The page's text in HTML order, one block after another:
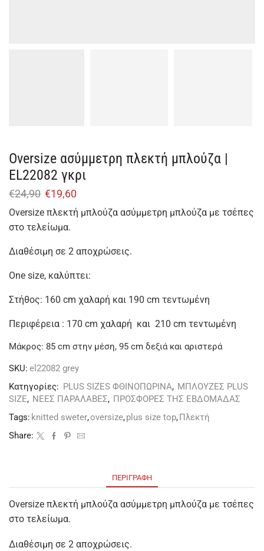
Oversize ασύμμετρη πλεκτή μπλούζα |
EL22082 γκρι
€24,90 €19,60
Oversize πλεκτή μπλούζα ασύμμετρη μπλούζα με τσέπες
στο τελείωμα.
Διαθέσιμη σε 2 αποχρώσεις.
One size, καλύπτει:
Στήθος: 160 cm χαλαρή και 190 cm τεντωμένη
Περιφέρεια : 170 cm χαλαρή και 210 cm τεντωμένη
Μάκρος: 85 cm στην μέση, 95 cm δεξιά και αριστερά
SKU: el22082 grey
Κατηγορίες: PLUS SIZES ΦΘΙΝΟΠΩΡΙΝΑ, ΜΠΛΟΥΖΕΣ PLUS
SIZE, ΝΕΕΣ ΠΑΡΑΛΑΒΕΣ, ΠΡΟΣΦΟΡΕΣ ΤΗΣ ΕΒΔΟΜΑΔΑΣ
Tags: knitted sweter,oversize,plus size top,Πλεκτή
Share:
ΠΕΡΙΓΡΑΦΉ
Oversize πλεκτή μπλούζα ασύμμετρη μπλούζα με τσέπες
στο τελείωμα.
Διαθέσιμη σε 2 αποχρώσεις.